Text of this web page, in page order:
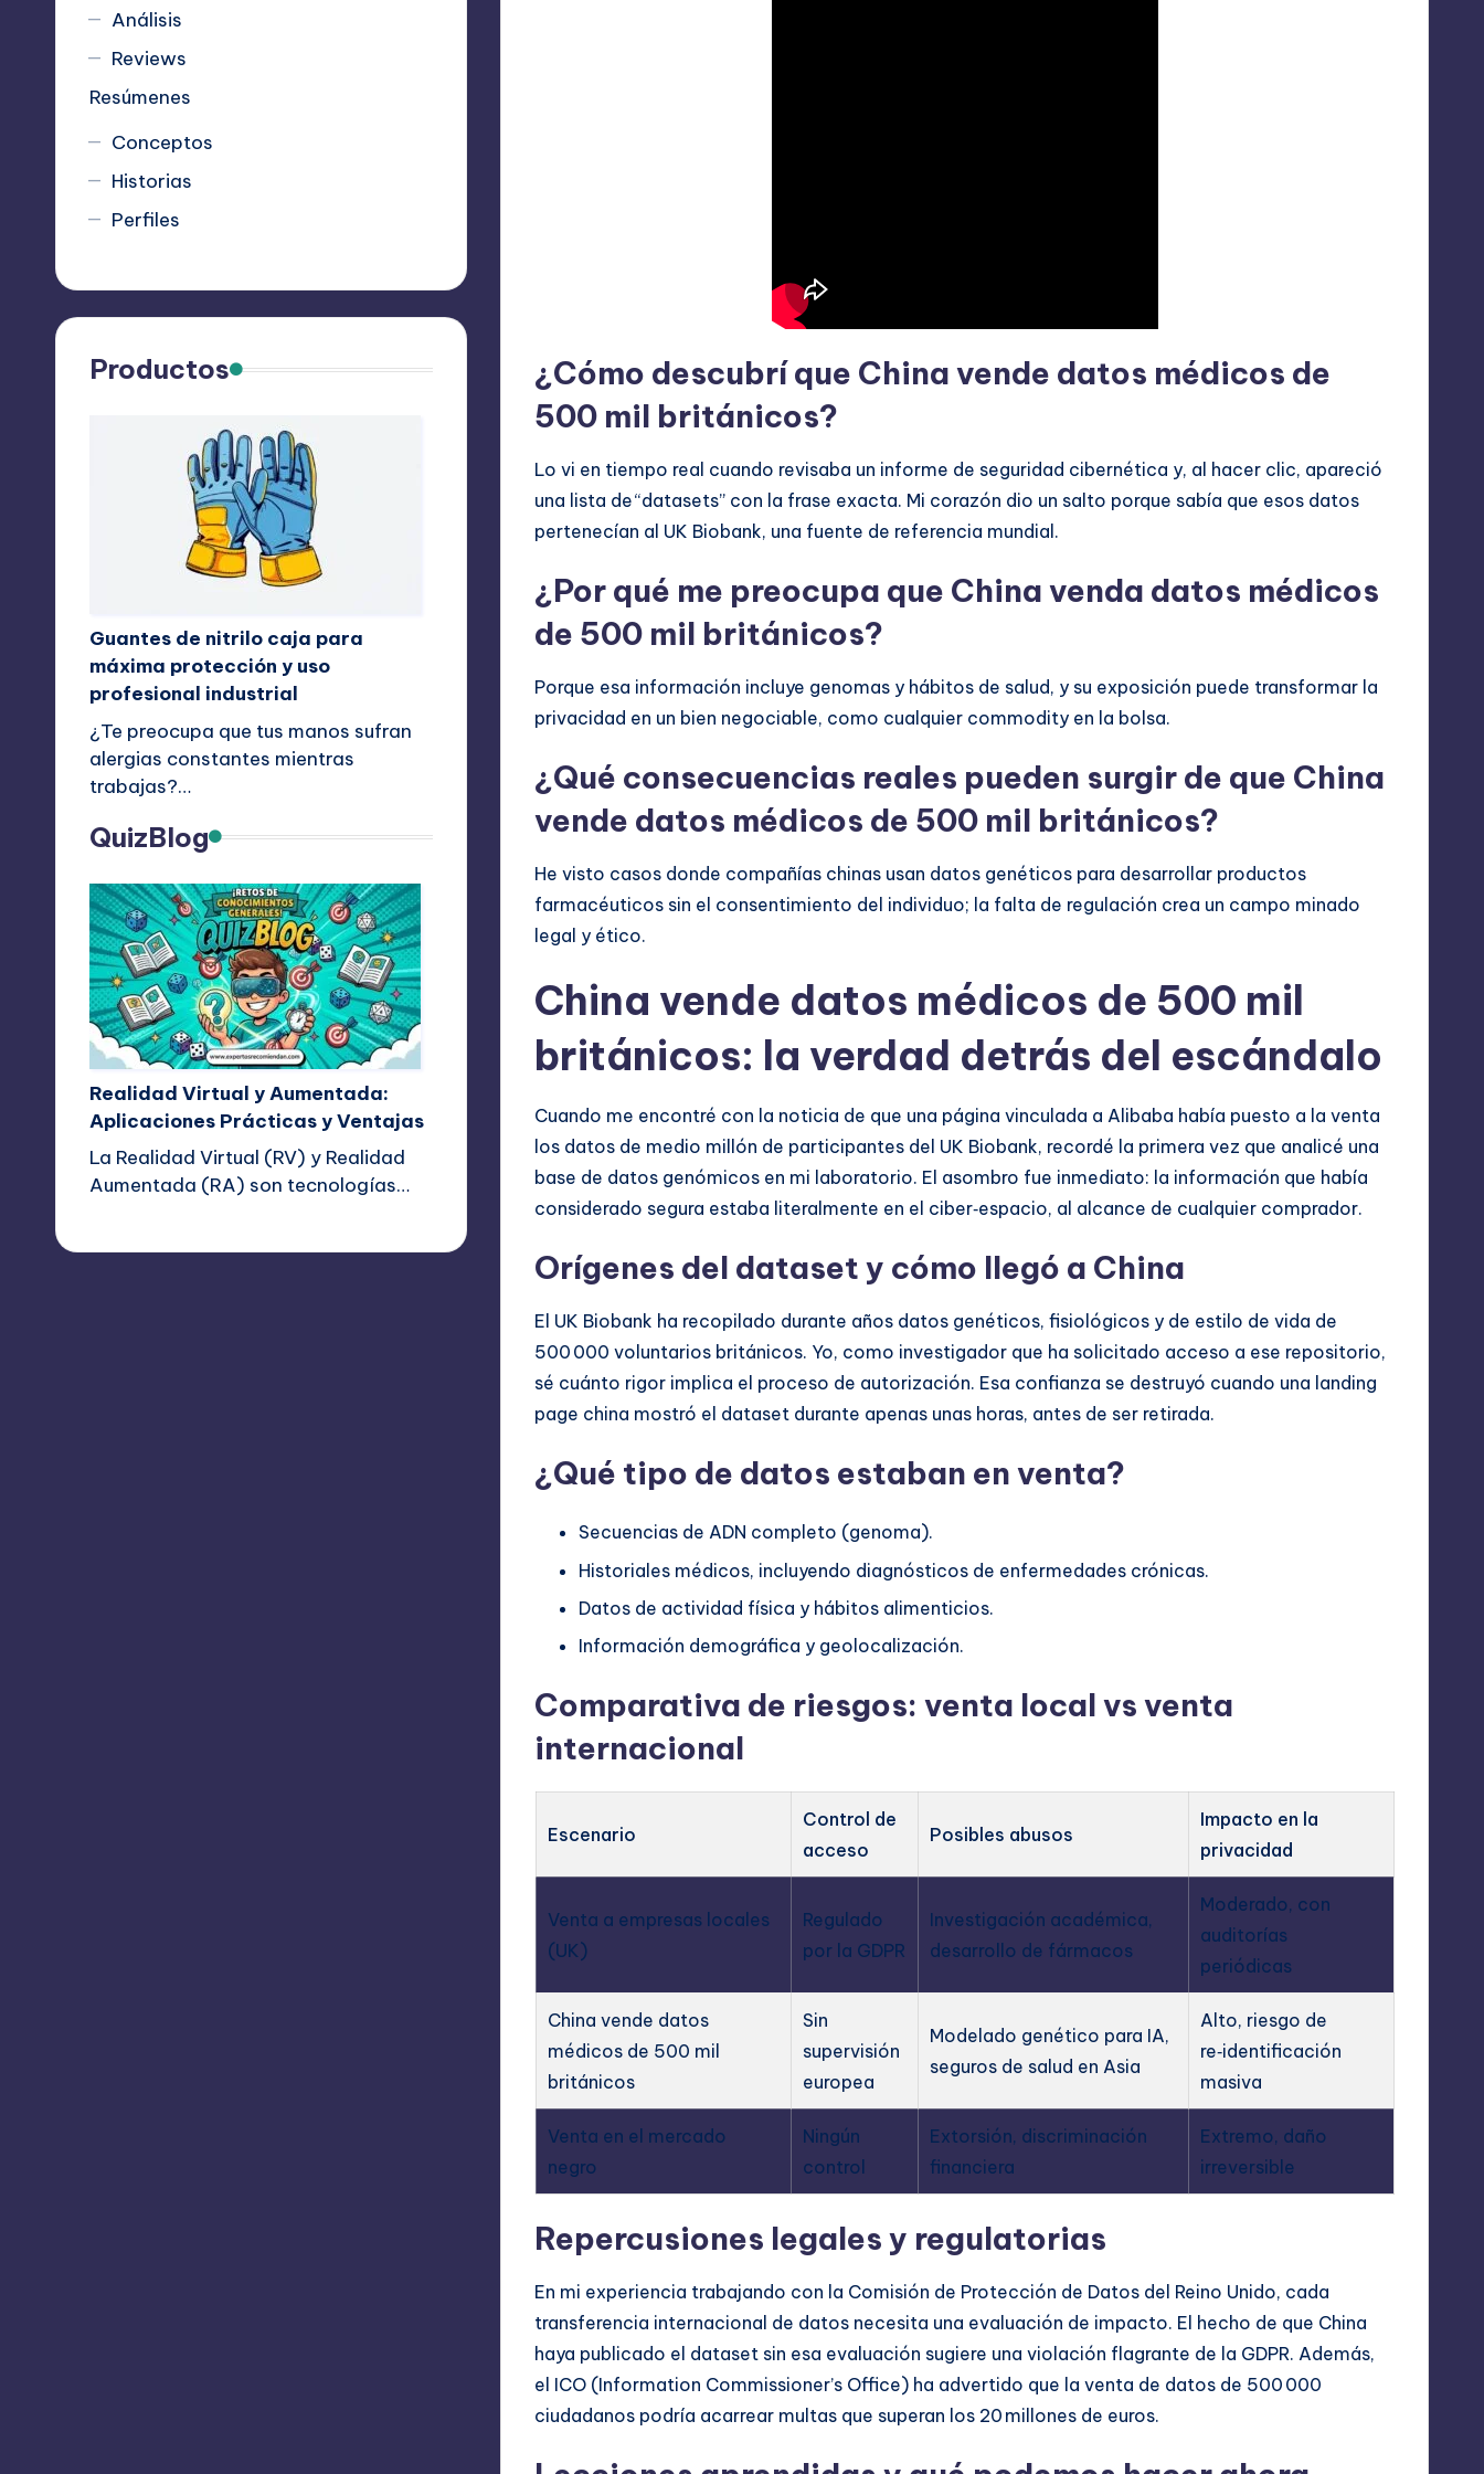
¿Cómo descubrí que China vende datos médicos de
500 mil británicos?
Lo vi en tiempo real cuando revisaba un informe de seguridad cibernética y, al hacer clic, apareció
una lista de “datasets” con la frase exacta. Mi corazón dio un salto porque sabía que esos datos
pertenecían al UK Biobank, una fuente de referencia mundial.
¿Por qué me preocupa que China venda datos médicos
de 500 mil británicos?
Porque esa información incluye genomas y hábitos de salud, y su exposición puede transformar la
privacidad en un bien negociable, como cualquier commodity en la bolsa.
¿Qué consecuencias reales pueden surgir de que China
vende datos médicos de 500 mil británicos?
He visto casos donde compañías chinas usan datos genéticos para desarrollar productos
farmacéuticos sin el consentimiento del individuo; la falta de regulación crea un campo minado
legal y ético.
China vende datos médicos de 500 mil
británicos: la verdad detrás del escándalo
Cuando me encontré con la noticia de que una página vinculada a Alibaba había puesto a la venta
los datos de medio millón de participantes del UK Biobank, recordé la primera vez que analicé una
base de datos genómicos en mi laboratorio. El asombro fue inmediato: la información que había
considerado segura estaba literalmente en el ciber‑espacio, al alcance de cualquier comprador.
Orígenes del dataset y cómo llegó a China
El UK Biobank ha recopilado durante años datos genéticos, fisiológicos y de estilo de vida de
500 000 voluntarios británicos. Yo, como investigador que ha solicitado acceso a ese repositorio,
sé cuánto rigor implica el proceso de autorización. Esa confianza se destruyó cuando una landing
page china mostró el dataset durante apenas unas horas, antes de ser retirada.
¿Qué tipo de datos estaban en venta?
Secuencias de ADN completo (genoma).
Historiales médicos, incluyendo diagnósticos de enfermedades crónicas.
Datos de actividad física y hábitos alimenticios.
Información demográfica y geolocalización.
Comparativa de riesgos: venta local vs venta
internacional
Escenario
Control de
acceso
Posibles abusos
Impacto en la
privacidad
Venta a empresas locales
(UK)
Regulado
por la GDPR
Investigación académica,
desarrollo de fármacos
Moderado, con
auditorías
periódicas
China vende datos
médicos de 500 mil
británicos
Sin
supervisión
europea
Modelado genético para IA,
seguros de salud en Asia
Alto, riesgo de
re‑identificación
masiva
Venta en el mercado
negro
Ningún
control
Extorsión, discriminación
financiera
Extremo, daño
irreversible
Repercusiones legales y regulatorias
En mi experiencia trabajando con la Comisión de Protección de Datos del Reino Unido, cada
transferencia internacional de datos necesita una evaluación de impacto. El hecho de que China
haya publicado el dataset sin esa evaluación sugiere una violación flagrante de la GDPR. Además,
el ICO (Information Commissioner’s Office) ha advertido que la venta de datos de 500 000
ciudadanos podría acarrear multas que superan los 20 millones de euros.
Análisis
Reviews
Resúmenes
Conceptos
Historias
Perfiles
Productos
Guantes de nitrilo caja para
máxima protección y uso
profesional industrial
¿Te preocupa que tus manos sufran
alergias constantes mientras
trabajas?…
QuizBlog
Realidad Virtual y Aumentada:
Aplicaciones Prácticas y Ventajas
La Realidad Virtual (RV) y Realidad
Aumentada (RA) son tecnologías…